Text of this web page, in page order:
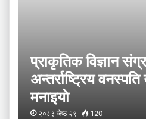
प्राकृतिक विज्ञान
अन्तर्राष्ट्रिय वनस्पति
मनाइयाे
२०८३ जेष्ठ २९ 120